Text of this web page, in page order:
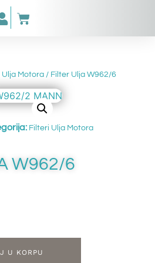
Ulja Motora/ Filter Ulja W962/6
Filteri Ulja Motora
W962/6
U KORPU